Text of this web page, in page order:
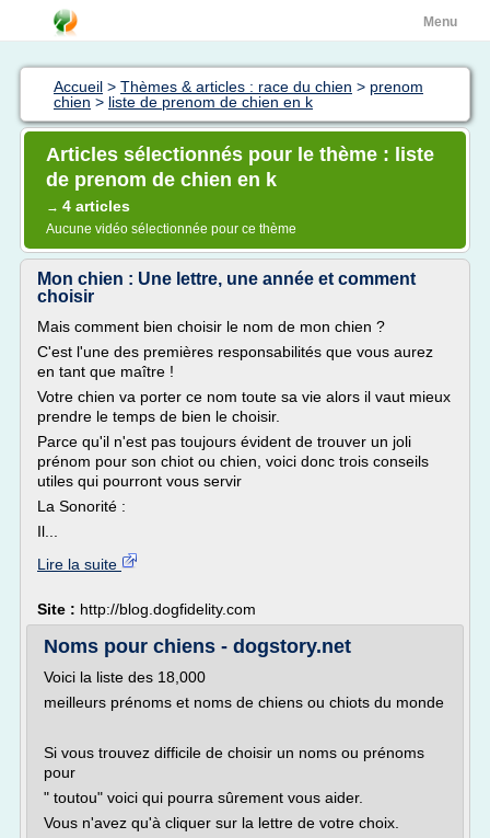
Menu
Accueil > Thèmes & articles : race du chien > prenom
chien > liste de prenom de chien en k
Articles sélectionnés pour le thème : liste
de prenom de chien en k
→ 4 articles
Aucune vidéo sélectionnée pour ce thème
Mon chien : Une lettre, une année et comment
choisir
Mais comment bien choisir le nom de mon chien ?
C'est l'une des premières responsabilités que vous aurez
en tant que maître !
Votre chien va porter ce nom toute sa vie alors il vaut mieux
prendre le temps de bien le choisir.
Parce qu'il n'est pas toujours évident de trouver un joli
prénom pour son chiot ou chien, voici donc trois conseils
utiles qui pourront vous servir
La Sonorité :
Il...
Lire la suite
Site : http://blog.dogfidelity.com
Noms pour chiens - dogstory.net
Voici la liste des 18,000
meilleurs prénoms et noms de chiens ou chiots du monde
Si vous trouvez difficile de choisir un noms ou prénoms
pour
" toutou" voici qui pourra sûrement vous aider.
Vous n'avez qu'à cliquer sur la lettre de votre choix.